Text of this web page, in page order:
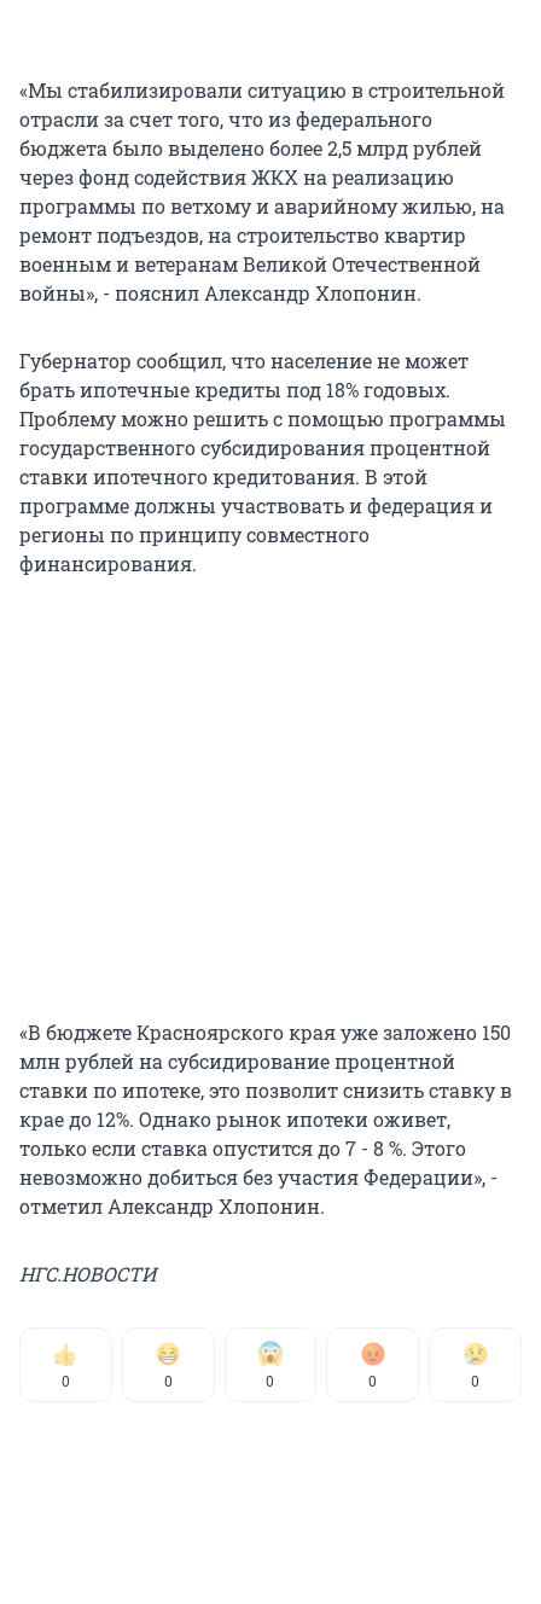
«Мы стабилизировали ситуацию в строительной
отрасли за счет того, что из федерального
бюджета было выделено более 2,5 млрд рублей
через фонд содействия ЖКХ на реализацию
программы по ветхому и аварийному жилью, на
ремонт подъездов, на строительство квартир
военным и ветеранам Великой Отечественной
войны», - пояснил Александр Хлопонин.
Губернатор сообщил, что население не может
брать ипотечные кредиты под 18% годовых.
Проблему можно решить с помощью программы
государственного субсидирования процентной
ставки ипотечного кредитования. В этой
программе должны участвовать и федерация и
регионы по принципу совместного
финансирования.
«В бюджете Красноярского края уже заложено 150
млн рублей на субсидирование процентной
ставки по ипотеке, это позволит снизить ставку в
крае до 12%. Однако рынок ипотеки оживет,
только если ставка опустится до 7 - 8 %. Этого
невозможно добиться без участия Федерации», -
отметил Александр Хлопонин.
НГС.НОВОСТИ
0 0 0 0 0